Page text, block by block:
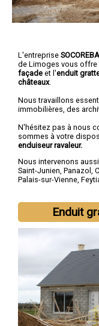
L'entreprise
de Limoges vous offre
façade et l'enduit
châteaux.
Nous travaillons
immobilières, des
N'hésitez pas à nous
sommes à votre
enduiseur ravaleur.
Nous intervenons
Saint-Junien, Panazol ,
Palais-sur-Vienne,
Enduit